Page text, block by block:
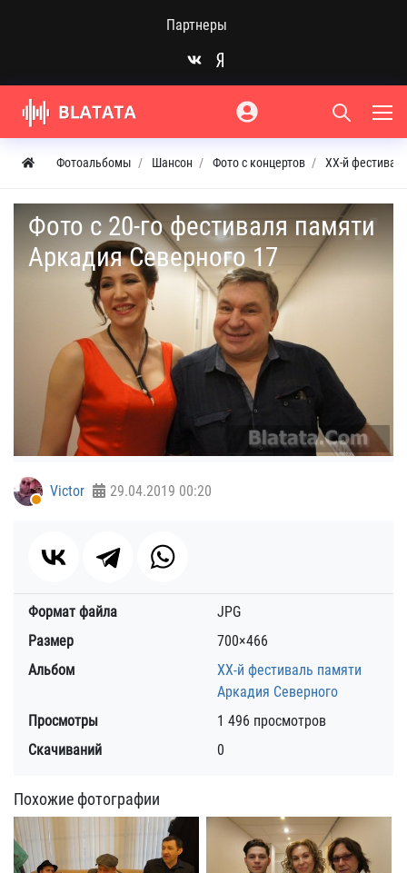
Партнеры
Фотоальбомы Шансон Фото с концертов ХХ-й
Фото с 20-го фестиваля памяти
Аркадия Северного 17
Victor 29.04.2019 00:20
Формат файла
JPG
Размер
700×466
Альбом
ХХ-й фестиваль памяти
Аркадия Северного
Просмотры
1 496 просмотров
Скачиваний
0
Похожие фотографии